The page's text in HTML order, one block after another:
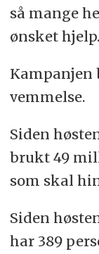
så mange
ønsket hjelp.
Kampanjen
vemmelse.
Siden
brukt 49
som skal
Siden
har 389